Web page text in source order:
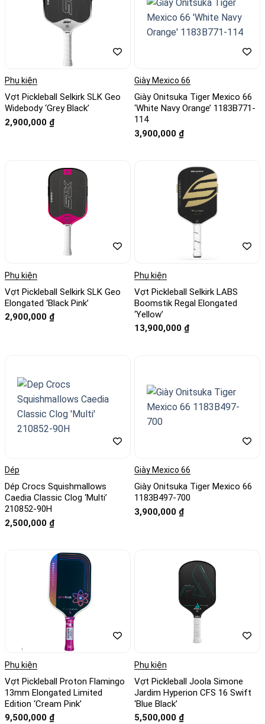
Phụ kiện
Vợt Pickleball Selkirk SLK Geo
Widebody ‘Grey Black’
2,900,000 ₫
Giày Mexico 66
Giày Onitsuka Tiger Mexico 66
‘White Navy Orange’ 1183B771-
114
3,900,000 ₫
Phụ kiện
Vợt Pickleball Selkirk SLK Geo
Elongated ‘Black Pink’
2,900,000 ₫
Phụ kiện
Vợt Pickleball Selkirk LABS
Boomstik Regal Elongated
‘Yellow’
13,900,000 ₫
Dép
Dép Crocs Squishmallows
Caedia Classic Clog ‘Multi’
210852-90H
2,500,000 ₫
Giày Mexico 66
Giày Onitsuka Tiger Mexico 66
1183B497-700
3,900,000 ₫
Phụ kiện
Vợt Pickleball Proton Flamingo
13mm Elongated Limited
Edition ‘Cream Pink’
9,500,000 ₫
Phụ kiện
Vợt Pickleball Joola Simone
Jardim Hyperion CFS 16 Swift
‘Blue Black’
5,500,000 ₫